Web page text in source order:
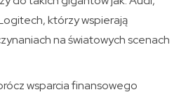
którzy wspierają
na światowych scenach
wsparcia finansowego